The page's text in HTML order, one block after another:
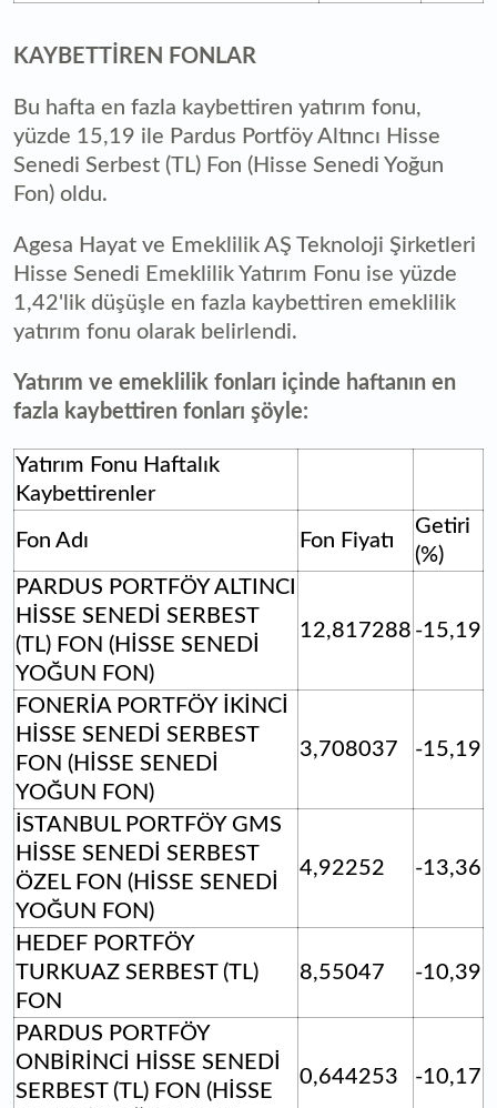
KAYBETTİREN FONLAR
Bu hafta en fazla kaybettiren yatırım fonu,
yüzde 15,19 ile Pardus Portföy Altıncı Hisse
Senedi Serbest (TL) Fon (Hisse Senedi Yoğun
Fon) oldu.
Agesa Hayat ve Emeklilik AŞ Teknoloji Şirketleri
Hisse Senedi Emeklilik Yatırım Fonu​​​​​​​ ise yüzde
1,42'lik düşüşle en fazla kaybettiren emeklilik
yatırım fonu olarak belirlendi.
Yatırım ve emeklilik fonları içinde haftanın en
fazla kaybettiren fonları şöyle:
Yatırım Fonu Haftalık
Kaybettirenler
Fon Adı Fon Fiyatı
Getiri
(%)
PARDUS PORTFÖY ALTINCI
HİSSE SENEDİ SERBEST
(TL) FON (HİSSE SENEDİ
YOĞUN FON)
12,817288 -15,19
FONERİA PORTFÖY İKİNCİ
HİSSE SENEDİ SERBEST
FON (HİSSE SENEDİ
YOĞUN FON)
3,708037 -15,19
İSTANBUL PORTFÖY GMS
HİSSE SENEDİ SERBEST
ÖZEL FON (HİSSE SENEDİ
YOĞUN FON)
4,92252 -13,36
HEDEF PORTFÖY
TURKUAZ SERBEST (TL)
FON
8,55047 -10,39
PARDUS PORTFÖY
ONBİRİNCİ HİSSE SENEDİ
SERBEST (TL) FON (HİSSE
0,644253 -10,17